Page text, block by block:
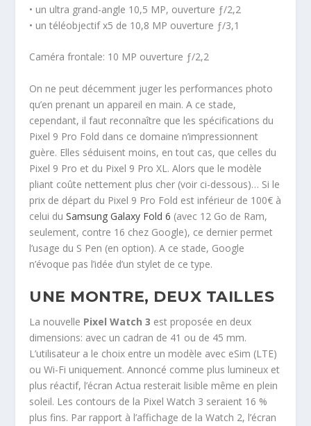
• un ultra grand-angle 10,5 MP, ouverture ƒ/2,2
• un téléobjectif x5 de 10,8 MP ouverture ƒ/3,1
Caméra frontale: 10 MP ouverture ƒ/2,2
On ne peut décemment juger les performances photo
qu’en prenant un appareil en main. A ce stade,
cependant, il faut reconnaître que les spécifications du
Pixel 9 Pro Fold dans ce domaine n’impressionnent
guère. Elles séduisent moins, en tout cas, que celles du
Pixel 9 Pro et du Pixel 9 Pro XL. Alors que le modèle
pliant coûte nettement plus cher (voir ci-dessous)… Si le
prix de départ du Pixel 9 Pro Fold est inférieur de 100€ à
celui duSamsung Galaxy Fold 6 (avec 12 Go de Ram,
seulement, contre 16 chez Google), ce dernier permet
l’usage du S Pen (en option). A ce stade, Google
n’évoque pas l’idée d’un stylet de ce type.
UNE MONTRE, DEUX TAILLES
La nouvelle Pixel Watch 3 est proposée en deux
dimensions: avec un cadran de 41 ou de 45 mm.
L’utilisateur a le choix entre un modèle avec eSim (LTE)
ou Wi-Fi uniquement. Annoncé comme plus lumineux et
plus réactif, l’écran Actua resterait lisible même en plein
soleil. Les contours de la Pixel Watch 3 seraient 16 %
plus fins. Par rapport à l’affichage de la Watch 2, l’écran